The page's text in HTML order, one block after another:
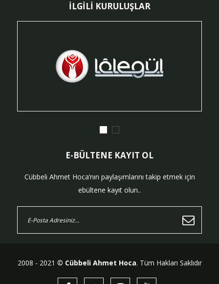
İLGİLİ KURULUŞLAR
E-BÜLTENE KAYIT OL
Cübbeli Ahmet Hoca’nın paylaşımlarını takip etmek için
ebültene kayıt olun..
2008 - 2021 © Cübbeli Ahmet Hoca. Tüm Hakları Saklıdır